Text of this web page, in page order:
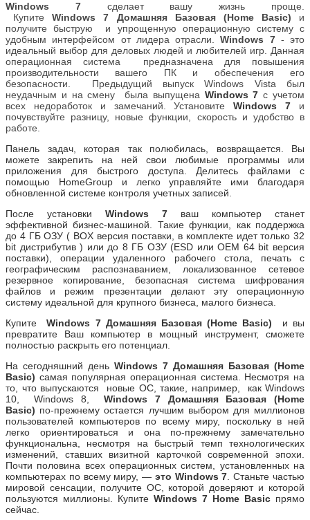
Windows 7сделает вашу жизнь проще.
КупитеWindows 7 Домашняя Базовая (Home Basic)
и
получите быструю и упрощенную операционную систему с
удобным интерфейсом от лидера отрасли.Windows 7- это
идеальный выбор для деловых людей и любителей игр. Данная
операционная система предназначена для повышения
производительности вашего ПК и обеспечения его
безопасности. Предыдущий выпуск Windows Vista был
неудачным и на смену была выпущена Windows 7 с учетом
всех недоработок и замечаний. УстановитеWindows 7 и
почувствуйте разницу, новые функции, скорость и удобство в
работе.
Панель задач, которая так полюбилась, возвращается. Вы
можете закрепить на ней свои любимые программы или
приложения для быстрого доступа. Делитесь файлами с
помощью HomeGroup и легко управляйте ими благодаря
обновленной системе контроля учетных записей.
После установки Windows 7 ваш компьютер станет
эффективной бизнес-машиной. Такие функции, как поддержка
до 4 ГБ ОЗУ ( BOX версия поставки, в комплекте идет только 32
bit дистрибутив ) или до 8 ГБ ОЗУ (ESD или OEM 64 bit версия
поставки), операции удаленного рабочего стола, печать с
географическим распознаванием, локализованное сетевое
резервное копирование, безопасная система шифрования
файлов и режим презентации делают эту операционную
систему идеальной для крупного бизнеса, малого бизнеса.
КупитеWindows 7 Домашняя Базовая (Home Basic)
и вы
превратите Ваш компьютер в мощный инструмент, сможете
полностью раскрыть его потенциал.
На сегодняшний день Windows 7 Домашняя Базовая (Home
Basic) самая популярная операционная система. Несмотря на
то, что выпускаются новые ОС, такие, например, как Windows
10, Windows 8,Windows 7 Домашняя Базовая (Home
Basic) по-прежнему остается лучшим выбором для миллионов
пользователей компьютеров по всему миру, поскольку в ней
легко ориентироваться и она по-прежнему замечательно
функциональна, несмотря на быстрый темп технологических
изменений, ставших визитной карточкой современной эпохи.
Почти половина всех операционных систем, установленных на
компьютерах по всему миру, — это Windows 7. Станьте частью
мировой сенсации, получите ОС, которой доверяют и которой
пользуются миллионы. Купите Windows 7 Home Basic прямо
сейчас.